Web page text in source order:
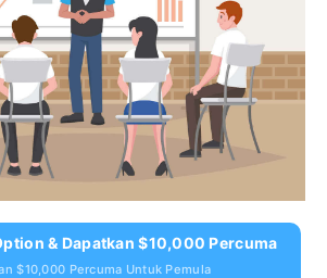
& Dapatkan $10,000 Percuma
$10,000 Percuma Untuk Pemula